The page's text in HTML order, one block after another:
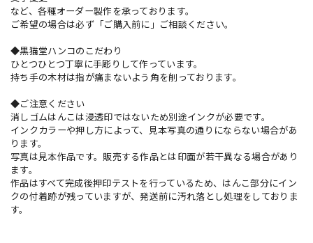
など、各種オーダー製作を承っております。
ご希望の場合は必ず「ご購入前に」ご相談ください。
◆黒猫堂ハンコのこだわり
ひとつひとつ丁寧に手彫りして作っています。
持ち手の木材は指が痛まないよう角を削っております。
◆ご注意ください
消しゴムはんこは浸透印ではないため別途インクが必要です。
インクカラーや押し方によって、見本写真の通りにならない場合があ
ります。
写真は見本作品です。販売する作品とは印面が若干異なる場合があり
ます。
作品はすべて完成後押印テストを行っているため、はんこ部分にイン
クの付着跡が残っていますが、発送前に汚れ落とし処理をしておりま
す。